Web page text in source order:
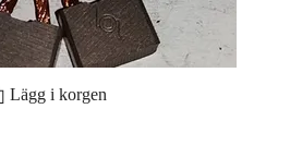
Lägg i korgen